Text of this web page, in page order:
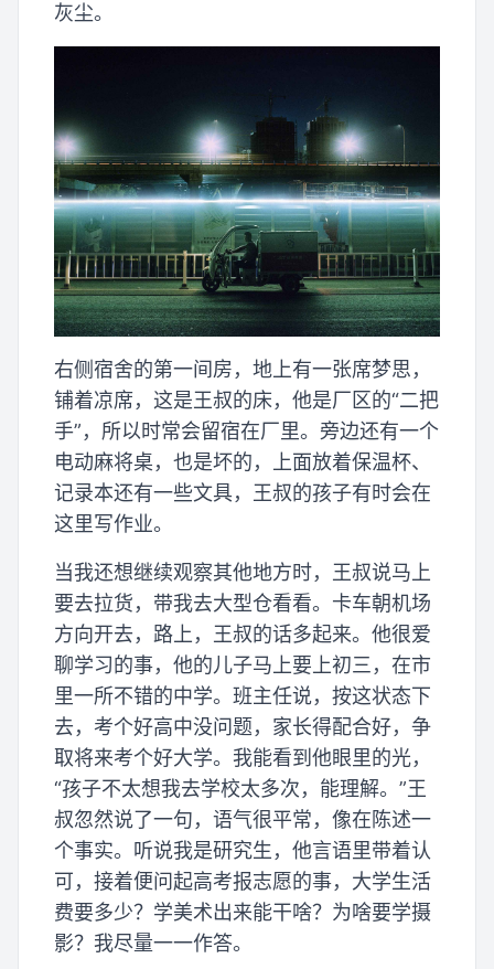
灰尘。
右侧宿舍的第一间房，地上有一张席梦思，
铺着凉席，这是王叔的床，他是厂区的“二把
手”，所以时常会留宿在厂里。旁边还有一个
电动麻将桌，也是坏的，上面放着保温杯、
记录本还有一些文具，王叔的孩子有时会在
这里写作业。
当我还想继续观察其他地方时，王叔说马上
要去拉货，带我去大型仓看看。卡车朝机场
方向开去，路上，王叔的话多起来。他很爱
聊学习的事，他的儿子马上要上初三，在市
里一所不错的中学。班主任说，按这状态下
去，考个好高中没问题，家长得配合好，争
取将来考个好大学。我能看到他眼里的光，
“孩子不太想我去学校太多次，能理解。”王
叔忽然说了一句，语气很平常，像在陈述一
个事实。听说我是研究生，他言语里带着认
可，接着便问起高考报志愿的事，大学生活
费要多少？学美术出来能干啥？为啥要学摄
影？我尽量一一作答。